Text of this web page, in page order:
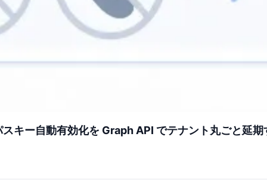
キー自動有効化を Graph API でテナント丸ごと延期